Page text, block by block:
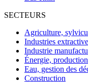
SECTEURS
Agriculture,
Industries
Industrie
Énergie,
Eau, gestion des
Construction